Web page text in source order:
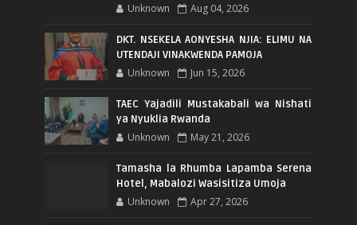
Unknown Aug 04, 2026
DKT. NSEKELA AONYESHA NJIA: ELIMU NA
UTENDAJI VINAKWENDA PAMOJA
Unknown Jun 15, 2026
TAEC Yajadili Mustakabali wa Nishati
ya Nyuklia Rwanda
Unknown May 21, 2026
Tamasha la Rhumba Lapamba Serena
Hotel, Mabalozi Wasisitiza Umoja
Unknown Apr 27, 2026